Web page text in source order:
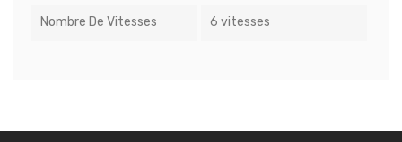
Nombre De Vitesses 6 vitesses